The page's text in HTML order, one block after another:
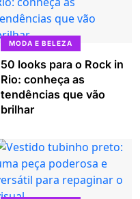
MODA E BELEZA
50 looks para o Rock in
Rio: conheça as
tendências que vão
brilhar